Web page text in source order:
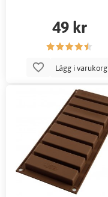
49 kr
Lägg i varukorg